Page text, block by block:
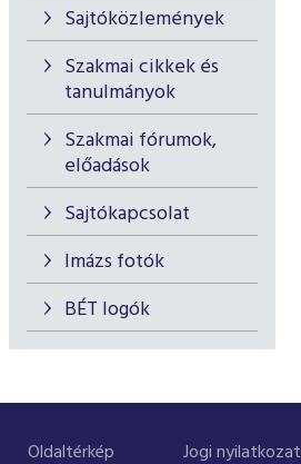
Sajtóközlemények
Szakmai cikkek és
tanulmányok
Szakmai fórumok,
előadások
Sajtókapcsolat
Imázs fotók
BÉT logók
Oldaltérkép Jogi nyilatkozat